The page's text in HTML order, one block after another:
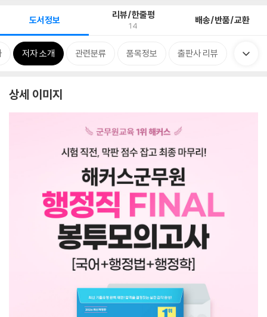
도서정보 리뷰/한줄평
14 배송/반품/교환
저자 소개 관련분류 품목정보 출판사 리뷰
상세 이미지